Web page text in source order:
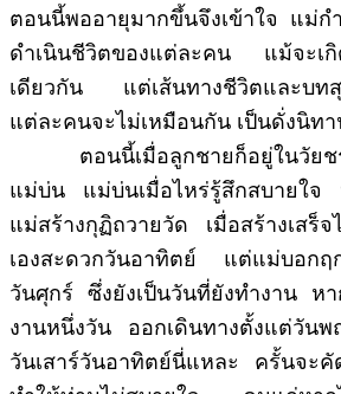
ตอนนี้พออายุมากขึ้นจึงเข้าใจ แม่ก
ดำเนินชีวิตของแต่ละคน แม้จะเกิ
เดียวกัน แต่เส้นทางชีวิตและบทสุ
แต่ละคนจะไม่เหมือนกัน เป็นดั่งนิท
ตอนนี้เมื่อลูกชายก็อยู่ในวัยช
แม่บ่น แม่บ่นเมื่อไหร่รู้สึกสบายใจ
แม่สร้างกุฏิถวายวัด เมื่อสร้างเสร็
เองสะดวกวันอาทิตย์ แต่แม่บอกฤ
วันศุกร์ ซึ่งยังเป็นวันที่ยังทำงาน ห
งานหนึ่งวัน ออกเดินทางตั้งแต่วัน
วันเสาร์วันอาทิตย์นี่แหละ ครั้นจะคั